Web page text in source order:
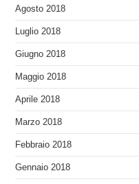
Agosto 2018
Luglio 2018
Giugno 2018
Maggio 2018
Aprile 2018
Marzo 2018
Febbraio 2018
Gennaio 2018